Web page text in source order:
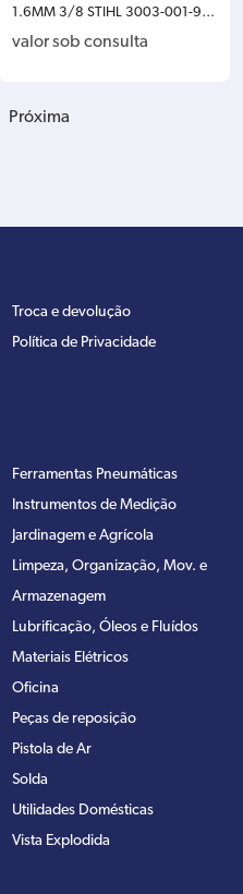
1.6MM 3/8 STIHL 3003-001-921
3 MS310/362/382/460/650/
valor sob consulta
Próxima
Troca e devolução
Política de Privacidade
Ferramentas Pneumáticas
Instrumentos de Medição
Jardinagem e Agrícola
Limpeza, Organização, Mov. e
Armazenagem
Lubrificação, Óleos e Fluídos
Materiais Elétricos
Oficina
Peças de reposição
Pistola de Ar
Solda
Utilidades Domésticas
Vista Explodida